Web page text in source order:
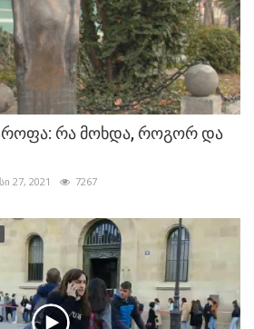
რა მოხდა, როგორ და
27, 2021 7267